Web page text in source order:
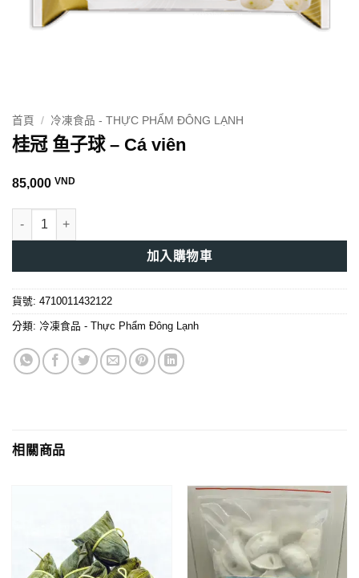
首頁 / 冷凍食品 - THỰC PHẨM ĐÔNG LẠNH
桂冠 鱼子球 – Cá viên
85,000 VND
桂冠 鱼子球 - Cá viên 數量
加入購物車
貨號: 4710011432122
分類: 冷凍食品 - Thực Phẩm Đông Lạnh
相關商品